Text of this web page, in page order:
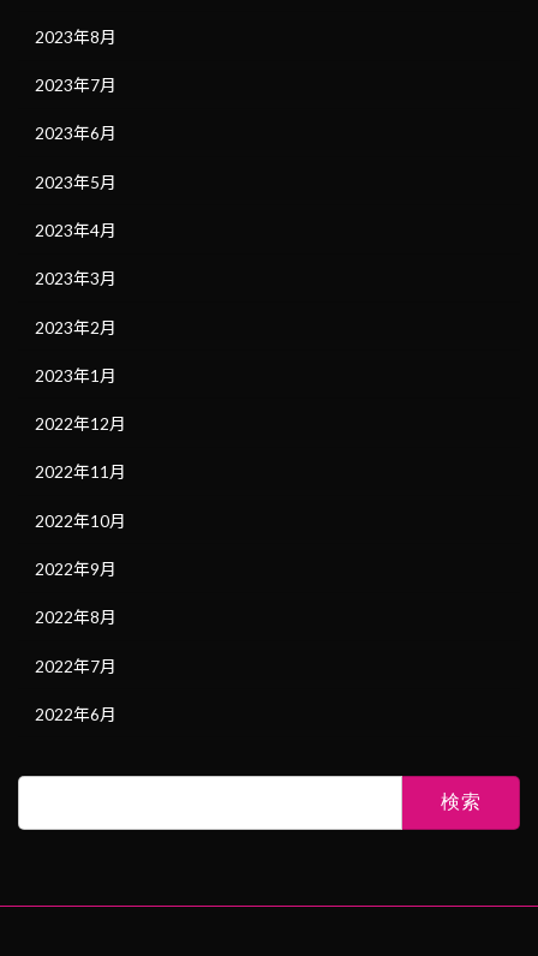
2023年8月
2023年7月
2023年6月
2023年5月
2023年4月
2023年3月
2023年2月
2023年1月
2022年12月
2022年11月
2022年10月
2022年9月
2022年8月
2022年7月
2022年6月
検